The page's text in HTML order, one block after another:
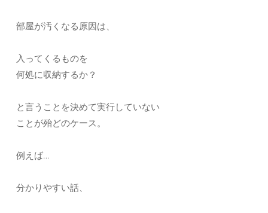
部屋が汚くなる原因は、
入ってくるものを
何処に収納するか？
と言うことを決めて実行していない
ことが殆どのケース。
例えば…
分かりやすい話、